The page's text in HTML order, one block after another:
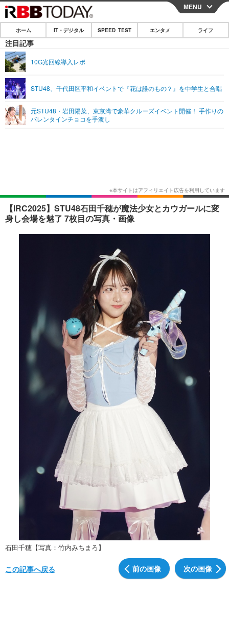
CLOSE
ホーム
IT・デジタル
ショッピング その他
SPEED TEST
エンタメ
エンタメTOP
ショッピング その他
ライフ
MENU
ホーム IT・デジタル SPEED TEST エンタメ ライフ
注目記事
10G光回線導入レポ
STU48、千代田区平和イベントで『花は誰のもの？』を中学生と合唱
元STU48・岩田陽菜、東京湾で豪華クルーズイベント開催！ 手作りの
バレンタインチョコを手渡し
【IRC2025】STU48石田千穂が魔法少女とカウガールに変
身し会場を魅了 7枚目の写真・画像
石田千穂【写真：竹内みちまろ】
前の画像 次の画像
この記事へ戻る